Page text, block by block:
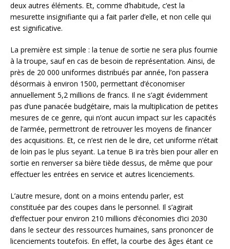
deux autres éléments. Et, comme d’habitude, c’est la
mesurette insignifiante qui a fait parler d’elle, et non celle qui
est significative.
La première est simple : la tenue de sortie ne sera plus fournie
à la troupe, sauf en cas de besoin de représentation. Ainsi, de
près de 20 000 uniformes distribués par année, l’on passera
désormais à environ 1500, permettant d’économiser
annuellement 5,2 millions de francs. Il ne s’agit évidemment
pas d’une panacée budgétaire, mais la multiplication de petites
mesures de ce genre, qui n’ont aucun impact sur les capacités
de l’armée, permettront de retrouver les moyens de financer
des acquisitions. Et, ce n’est rien de le dire, cet uniforme n’était
de loin pas le plus seyant. La tenue B ira très bien pour aller en
sortie en renverser sa bière tiède dessus, de même que pour
effectuer les entrées en service et autres licenciements.
L’autre mesure, dont on a moins entendu parler, est
constituée par des coupes dans le personnel. Il s’agirait
d’effectuer pour environ 210 millions d’économies d’ici 2030
dans le secteur des ressources humaines, sans prononcer de
licenciements toutefois. En effet, la courbe des âges étant ce